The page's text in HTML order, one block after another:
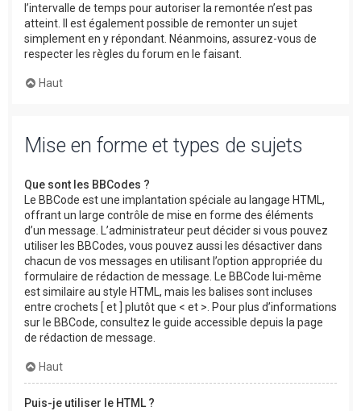
l’intervalle de temps pour autoriser la remontée n’est pas
atteint. Il est également possible de remonter un sujet
simplement en y répondant. Néanmoins, assurez-vous de
respecter les règles du forum en le faisant.
Haut
Mise en forme et types de sujets
Que sont les BBCodes ?
Le BBCode est une implantation spéciale au langage HTML,
offrant un large contrôle de mise en forme des éléments
d’un message. L’administrateur peut décider si vous pouvez
utiliser les BBCodes, vous pouvez aussi les désactiver dans
chacun de vos messages en utilisant l’option appropriée du
formulaire de rédaction de message. Le BBCode lui-même
est similaire au style HTML, mais les balises sont incluses
entre crochets [ et ] plutôt que < et >. Pour plus d’informations
sur le BBCode, consultez le guide accessible depuis la page
de rédaction de message.
Haut
Puis-je utiliser le HTML ?